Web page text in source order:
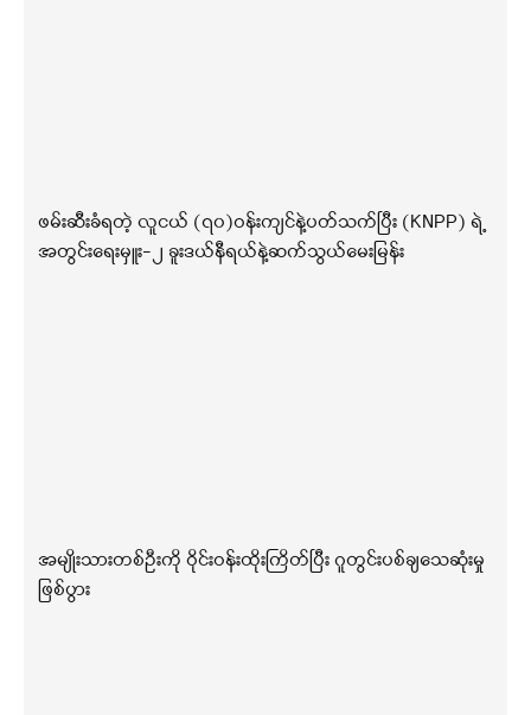
ဖမ်းဆီးခံရတဲ့ လူငယ် (၇၀)ဝန်းကျင်နဲ့ပတ်သက်ပြီး (KNPP) ရဲ့
အတွင်းရေးမှူး-၂ ခူးဒယ်နီရယ်နဲ့ဆက်သွယ်မေးမြန်း
အမျိုးသားတစ်ဦးကို ဝိုင်းဝန်းထိုးကြိတ်ပြီး ဂူတွင်းပစ်ချသေဆုံးမှု
ဖြစ်ပွား